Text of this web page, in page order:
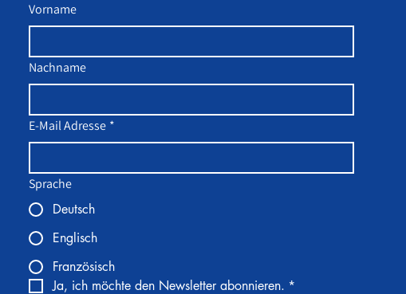
être des héros »
Vorname
Nachname
E-Mail Adresse *
Sprache
Deutsch
Englisch
Französisch
Ja, ich möchte den Newsletter abonnieren. *